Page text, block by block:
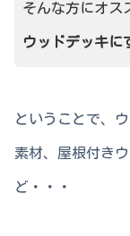
そんな方にオス
ウッドデッキに
ということで、
素材、屋根付き
ど・・・